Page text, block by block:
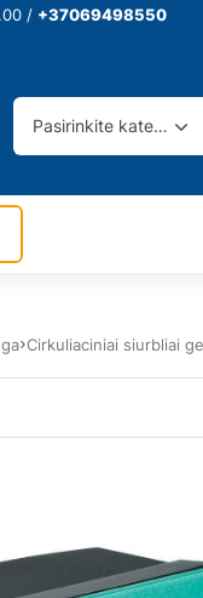
/ +37069498550
Pasirinkite kategoriją
Cirkuliaciniai siurbliai